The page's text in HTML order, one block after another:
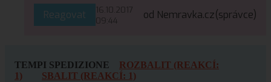
Reagovat
16.10.2017
09:44
od Nemravka.cz(správce)
TEMPI SPEDIZIONE
ROZBALIT (REAKCÍ:
1)
SBALIT (REAKCÍ: 1)